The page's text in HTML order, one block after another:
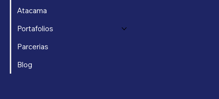
Atacama
Portafolios
Parcerias
Blog